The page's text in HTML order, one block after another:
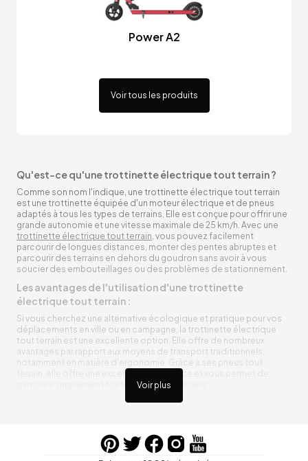
Power A2
Voir tous les produits
Voir plus
Qu'est-ce qu'une trottinette électrique tout terrain ?
Comme son nom l'indique, une trottinette électrique tout terrain
est une trottinette équipée d'un moteur électrique et de pneus
adaptés à tous les types de terrains. Elle est conçue pour offrir une
grande autonomie et une vitesse maximale de 25 km/h. Avec une
trottinette électrique tout terrain, vous pouvez facilement
parcourir de longues distances, monter des pentes abruptes et
parcourir des terrains en dehors du goudron sans avoir à vous
soucier des embouteillages ou des problèmes de stationnement.
Les avantages de l'utilisation d'une trottinette
électrique tout terrain :
Si vous cherchez une alternative écologique et pratique pour vos
déplacements en ville ou en campagne, la trottinette électrique
tout terrain est une excellente option. Elle offre de nombreux
avantages par rapport aux moyens de transport traditionnels,
notamment en matière d'ergonomie. Grâce à ses pneus tout
terrain, elle offre une excellente adhérence et vous permet de
parcourir simplement toutes sortes de terrains.
Trottinette électrique tout terrain ergonomique
entre vos trajets, vous n’aurez pas à vous soucier de l’état de sa
batterie. De plus, elle est équipée de pneus résistants qui peuvent